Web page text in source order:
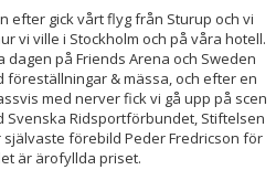
efter gick vårt flyg från Sturup och vi
vi ville i Stockholm och på våra hotell.
på Friends Arena och Sweden
föreställningar & mässa, och efter en
med nerver fick vi gå upp på scen
Svenska Ridsportförbundet, Stiftelsen
självaste förebild Peder Fredricson för
är ärofyllda priset.